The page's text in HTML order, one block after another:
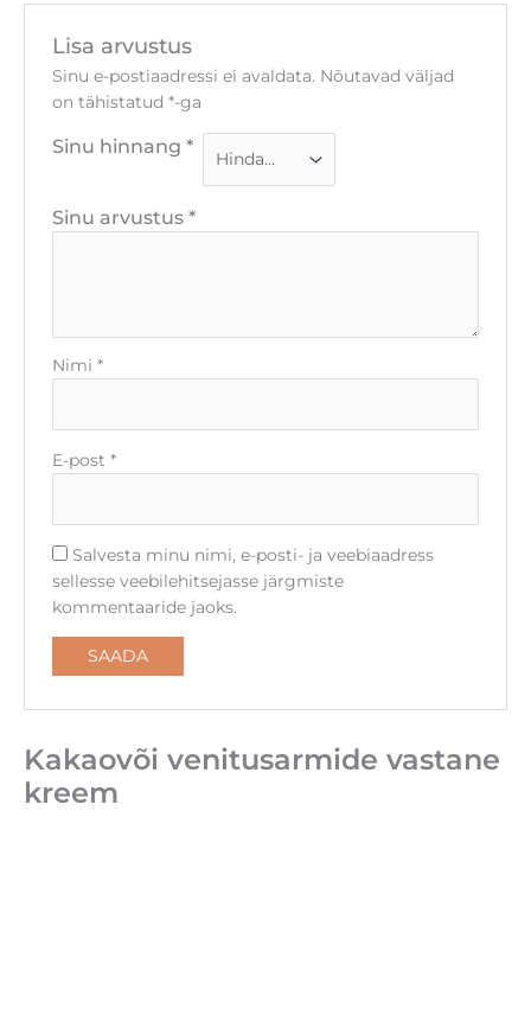
Lisa arvustus
Sinu e-postiaadressi ei avaldata. Nõutavad väljad
on tähistatud *-ga
Sinu hinnang *
Sinu arvustus *
Nimi *
E-post *
Salvesta minu nimi, e-posti- ja veebiaadress
sellesse veebilehitsejasse järgmiste
kommentaaride jaoks.
Kakaovõi venitusarmide vastane
kreem